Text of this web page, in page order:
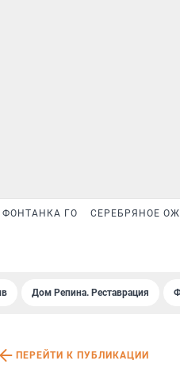
ФОНТАНКА ГО СЕРЕБРЯНОЕ
Дом Репина. Реставрация
ПЕРЕЙТИ К ПУБЛИКАЦИИ